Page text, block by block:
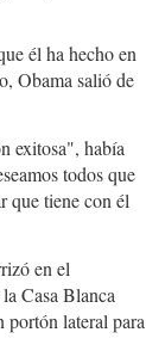
él ha hecho en
Obama salió de
exitosa", había
todos que
que tiene con él
en el
Casa Blanca
lateral para